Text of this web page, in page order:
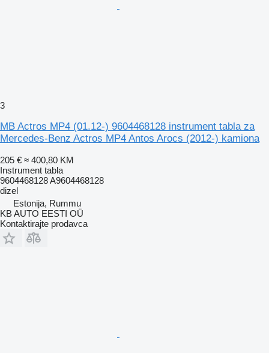
3
MB Actros MP4 (01.12-) 9604468128 instrument tabla za
Mercedes-Benz Actros MP4 Antos Arocs (2012-) kamiona
205 € ≈ 400,80 KM
Instrument tabla
9604468128 A9604468128
dizel
Estonija, Rummu
KB AUTO EESTI OÜ
Kontaktirajte prodavca